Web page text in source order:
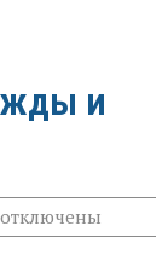
и
котключены